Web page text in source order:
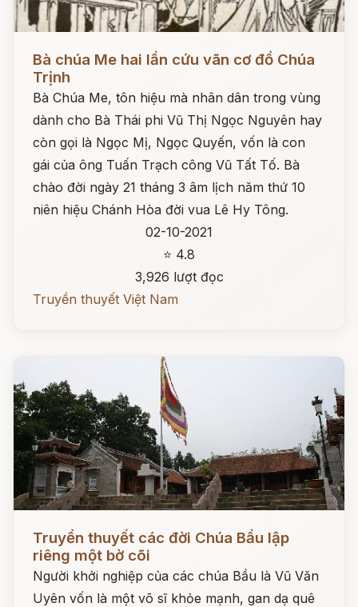
Bà chúa Me hai lần cứu vãn cơ đồ Chúa
Trịnh
Bà Chúa Me, tôn hiệu mà nhân dân trong vùng
dành cho Bà Thái phi Vũ Thị Ngọc Nguyên hay
còn gọi là Ngọc Mị, Ngọc Quyến, vốn là con
gái của ông Tuấn Trạch công Vũ Tất Tố. Bà
chào đời ngày 21 tháng 3 âm lịch năm thứ 10
niên hiệu Chánh Hòa đời vua Lê Hy Tông.
02-10-2021
⭐ 4.8
3,926 lượt đọc
Truyền thuyết Việt Nam
Đọc ngay
Truyền thuyết các đời Chúa Bầu lập
riêng một bờ cõi
Người khởi nghiệp của các chúa Bầu là Vũ Văn
Uyên vốn là một võ sĩ khỏe mạnh, gan dạ quê